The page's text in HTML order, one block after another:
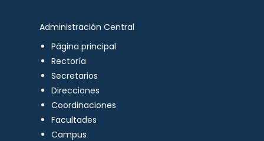
Administración Central
Página principal
Rectoría
Secretarios
Direcciones
Coordinaciones
Facultades
Campus